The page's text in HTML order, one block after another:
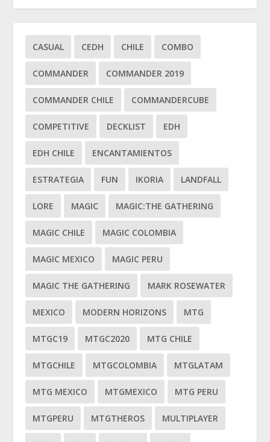
CASUAL CEDH CHILE COMBO
COMMANDER COMMANDER 2019
COMMANDER CHILE COMMANDERCUBE
COMPETITIVE DECKLIST EDH
EDH CHILE ENCANTAMIENTOS
ESTRATEGIA FUN IKORIA LANDFALL
LORE MAGIC MAGIC:THE GATHERING
MAGIC CHILE MAGIC COLOMBIA
MAGIC MEXICO MAGIC PERU
MAGIC THE GATHERING MARK ROSEWATER
MEXICO MODERN HORIZONS MTG
MTGC19 MTGC2020 MTG CHILE
MTGCHILE MTGCOLOMBIA MTGLATAM
MTG MEXICO MTGMEXICO MTG PERU
MTGPERU MTGTHEROS MULTIPLAYER